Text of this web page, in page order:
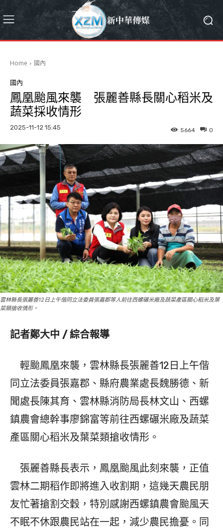
Home 國內
國內
鳳凰颱風來襲 張麗善縣長關心稻米及
蔬菜採收情形
2025-11-12 15:45 0
5664
雲林縣長張麗善12日上午偕同立法委員張嘉郡等人前往西螺碾米廠及蔬菜產區關心稻米及葉
菜類搶收情形。
記者鄭大中 / 綜合報導
輕颱鳳凰來襲，雲林縣長張麗善12日上午偕
同立法委員張嘉郡、縣府農業處長魏勝德、新
聞處長陳其育、雲林縣消防局長林文山、西螺
鎮農會總幹事廖錦富等前往西螺碾米廠及蔬菜
產區關心稻米及葉菜類搶收情形。
張麗善縣長表示，鳳凰颱風此刻來襲，正值
雲林二期稻作即將進入收割期，這幾天農民朋
友忙著搶割交穀，特別感謝西螺鎮農會颱風天
不眠不休跟農民站在一起，減少農民擔憂。同